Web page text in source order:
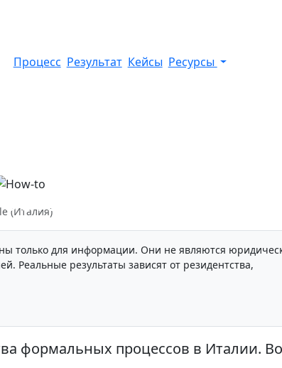
Процесс Результат Кейсы Ресурсы
Fiscale
(Италия)
только для информации. Они не являются
Реальные результаты зависят от резидентства,
формальных процессов в Италии.